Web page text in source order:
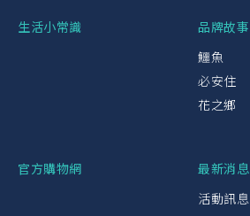
生活小常識
品牌故事
鱷魚
必安住
花之鄉
官方購物網
最新消息
活動訊息